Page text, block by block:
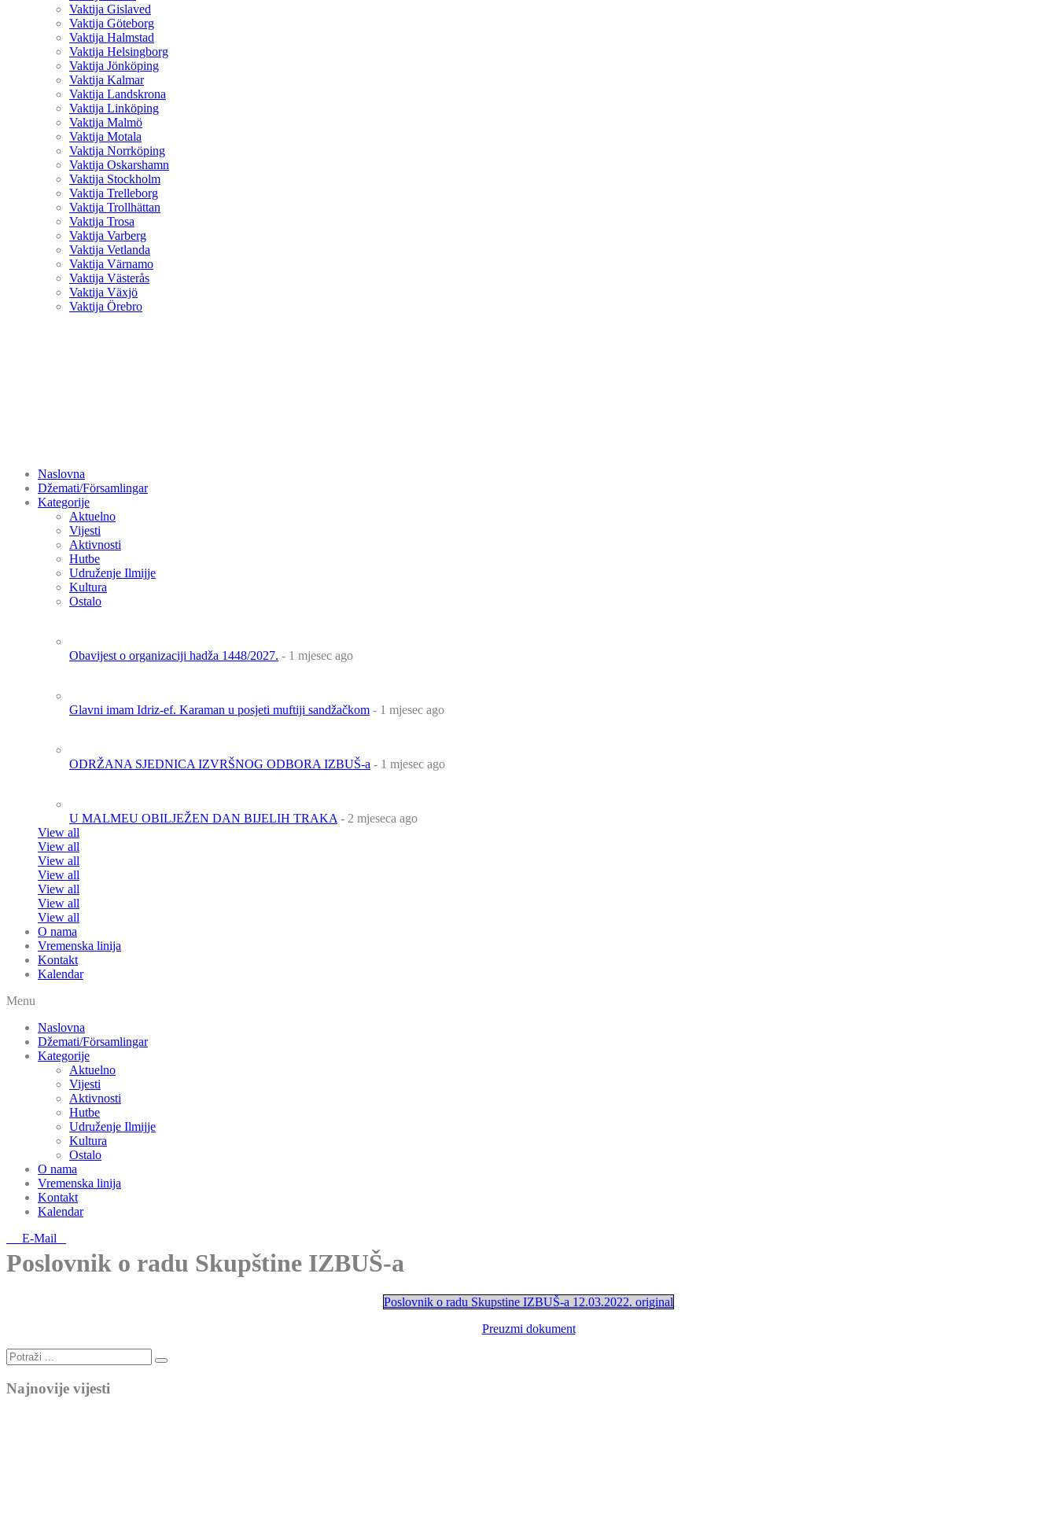
Vaktija Gislaved
Vaktija Göteborg
Vaktija Halmstad
Vaktija Helsingborg
Vaktija Jönköping
Vaktija Kalmar
Vaktija Landskrona
Vaktija Linköping
Vaktija Malmö
Vaktija Motala
Vaktija Norrköping
Vaktija Oskarshamn
Vaktija Stockholm
Vaktija Trelleborg
Vaktija Trollhättan
Vaktija Trosa
Vaktija Varberg
Vaktija Vetlanda
Vaktija Värnamo
Vaktija Västerås
Vaktija Växjö
Vaktija Örebro
Naslovna
Džemati/Församlingar
Kategorije
Aktuelno
Vijesti
Aktivnosti
Hutbe
Udruženje Ilmijje
Kultura
Ostalo
Obavijest o organizaciji hadža 1448/2027. - 1 mjesec ago
Glavni imam Idriz-ef. Karaman u posjeti muftiji sandžačkom - 1 mjesec ago
ODRŽANA SJEDNICA IZVRŠNOG ODBORA IZBUŠ-a - 1 mjesec ago
U MALMEU OBILJEŽEN DAN BIJELIH TRAKA - 2 mjeseca ago
View all
View all
View all
View all
View all
View all
View all
O nama
Vremenska linija
Kontakt
Kalendar
Menu
Naslovna
Džemati/Församlingar
Kategorije
Aktuelno
Vijesti
Aktivnosti
Hutbe
Udruženje Ilmijje
Kultura
Ostalo
O nama
Vremenska linija
Kontakt
Kalendar
E-Mail
Poslovnik o radu Skupštine IZBUŠ-a
Poslovnik o radu Skupstine IZBUŠ-a 12.03.2022. original
Preuzmi dokument
Najnovije vijesti